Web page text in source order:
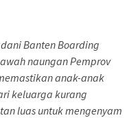
Banten Boarding
naungan Pemprov
anak-anak
keluarga kurang
luas untuk mengenyam